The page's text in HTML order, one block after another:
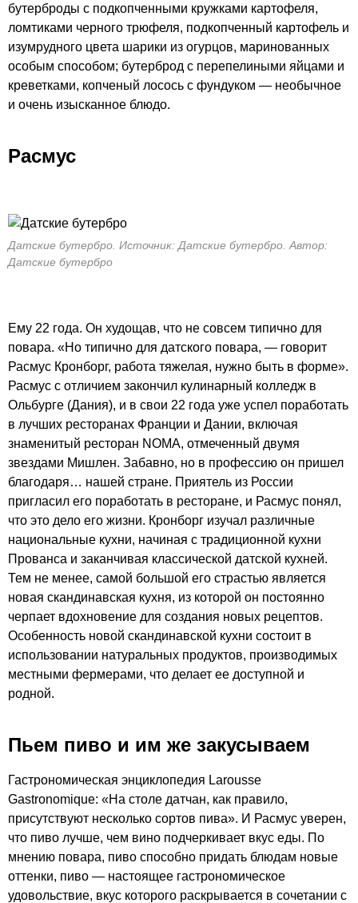
бутерброды с подкопченными кружками картофеля,
ломтиками черного трюфеля, подкопченный картофель и
изумрудного цвета шарики из огурцов, маринованных
особым способом; бутерброд с перепелиными яйцами и
креветками, копченый лосось с фундуком — необычное
и очень изысканное блюдо.
Расмус
Датские бутербро. Источник: Датские бутербро. Автор:
Датские бутербро
Ему 22 года. Он худощав, что не совсем типично для
повара. «Но типично для датского повара, — говорит
Расмус Кронборг, работа тяжелая, нужно быть в форме».
Расмус с отличием закончил кулинарный колледж в
Ольбурге (Дания), и в свои 22 года уже успел поработать
в лучших ресторанах Франции и Дании, включая
знаменитый ресторан NOMA, отмеченный двумя
звездами Мишлен. Забавно, но в профессию он пришел
благодаря… нашей стране. Приятель из России
пригласил его поработать в ресторане, и Расмус понял,
что это дело его жизни. Кронборг изучал различные
национальные кухни, начиная с традиционной кухни
Прованса и заканчивая классической датской кухней.
Тем не менее, самой большой его страстью является
новая скандинавская кухня, из которой он постоянно
черпает вдохновение для создания новых рецептов.
Особенность новой скандинавской кухни состоит в
использовании натуральных продуктов, производимых
местными фермерами, что делает ее доступной и
родной.
Пьем пиво и им же закусываем
Гастрономическая энциклопедия Larousse
Gastronomique: «На столе датчан, как правило,
присутствуют несколько сортов пива». И Расмус уверен,
что пиво лучше, чем вино подчеркивает вкус еды. По
мнению повара, пиво способно придать блюдам новые
оттенки, пиво — настоящее гастрономическое
удовольствие, вкус которого раскрывается в сочетании с